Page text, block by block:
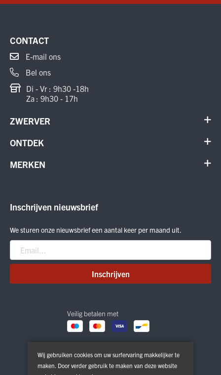
ZWERVER
Contact
Annuleer order
ONTDEK
Schoenen
MERKEN
Smartwool
Nitro
Peak Performance
Patagonia
CONTACT
E-mail ons
Bel ons
Di - Vr : 9h30 -18h
Za : 9h30 - 17h
Veilig betalen met
Inschrijven nieuwsbrief
We sturen onze nieuwsbrief een aantal keer per maand uit.
Inschrijven
Wij gebruiken cookies om uw surfervaring makkelijker te
maken. Door verder gebruik te maken van deze website